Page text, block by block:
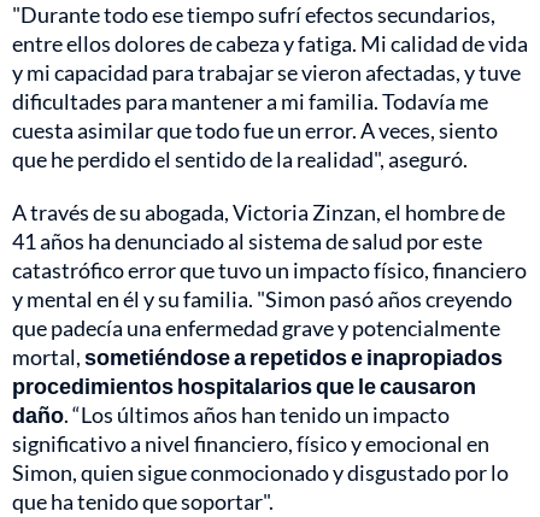
"Durante todo ese tiempo sufrí efectos secundarios,
entre ellos dolores de cabeza y fatiga. Mi calidad de vida
y mi capacidad para trabajar se vieron afectadas, y tuve
dificultades para mantener a mi familia. Todavía me
cuesta asimilar que todo fue un error. A veces, siento
que he perdido el sentido de la realidad", aseguró.
A través de su abogada, Victoria Zinzan, el hombre de
41 años ha denunciado al sistema de salud por este
catastrófico error que tuvo un impacto físico, financiero
y mental en él y su familia. "Simon pasó años creyendo
que padecía una enfermedad grave y potencialmente
mortal,sometiéndose a repetidos e inapropiados
procedimientos hospitalarios que le causaron
daño. “Los últimos años han tenido un impacto
significativo a nivel financiero, físico y emocional en
Simon, quien sigue conmocionado y disgustado por lo
que ha tenido que soportar".